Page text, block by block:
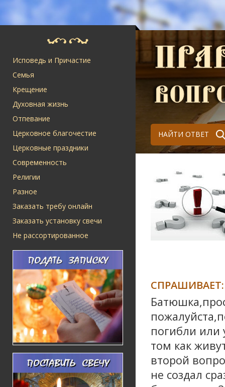
Исповедь и Причастие
Семья
Крещение
Духовная жизнь
Отпевание
Церковное благочестие
Церковные праздники
Современность
Религии
Разное
Заказать требу онлайн
Заказать установку свечи
Не рассортированное
НАЙТИ ОТВЕТ
СПРАШИВАЕТ:
погибли
том как
второй
не создал